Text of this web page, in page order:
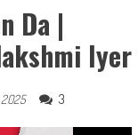
Da |
Iyer
2025 3